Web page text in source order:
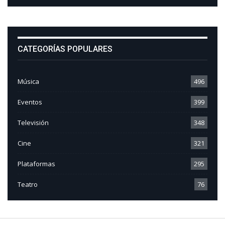
CATEGORÍAS POPULARES
Música 496
Eventos 399
Televisión 348
Cine 321
Plataformas 295
Teatro 76